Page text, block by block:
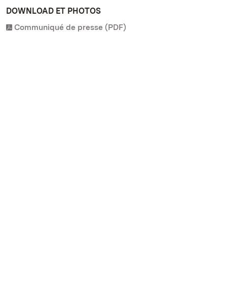
DOWNLOAD ET PHOTOS
Communiqué de presse (PDF)